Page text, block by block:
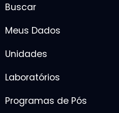
Buscar
Meus Dados
Unidades
Laboratórios
Programas de Pós